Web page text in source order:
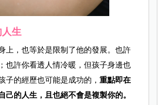
生
上，也等於是限制了他的發展。也許
也許你看透人情冷暖，但孩子身邊也
的經歷也可能是成功的， 重點即在
的人生，且也絕不會是複製你的。